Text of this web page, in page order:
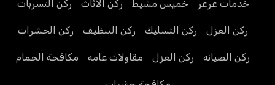
خدمات عرعر خميس مشيط ركن الاثاث ركن التسربات
ركن العزل ركن التسليك ركن التنظيف ركن الحشرات
ركن الصيانه ركن العزل مقاولات عامه مكافحة الحمام